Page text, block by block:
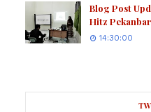
Blog Post
Hitz
14:30:00